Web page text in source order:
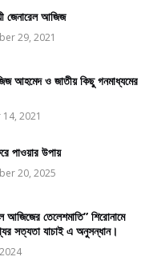
জেনারেল আজিজ
29, 2021
আহমেদ ও জাতীয় কিছু গনমাধ্যমের
2021
পাওয়ার উপায়
20, 2025
আজিজের তেলেশমাতি” শিরোনামে
সত্যতা যাচাই এ অনুসন্ধান।